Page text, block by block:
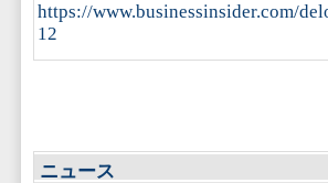
https://www.businessinsider.com/
12
ニュース